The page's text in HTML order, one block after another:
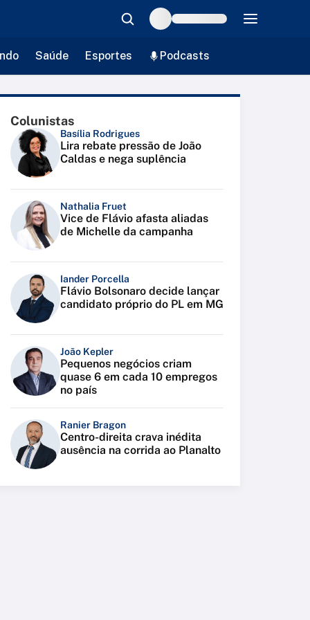
Saúde Esportes Podcasts
Colunistas
Basília Rodrigues
Lira rebate pressão de João
Caldas e nega suplência
Nathalia Fruet
Vice de Flávio afasta aliadas
de Michelle da campanha
Iander Porcella
Flávio Bolsonaro decide lançar
candidato próprio do PL em MG
João Kepler
Pequenos negócios criam
quase 6 em cada 10 empregos
no país
Ranier Bragon
Centro-direita crava inédita
ausência na corrida ao Planalto